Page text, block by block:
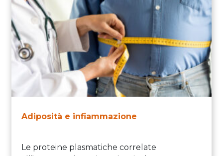
Adiposità e infiammazione
Le proteine plasmatiche correlate